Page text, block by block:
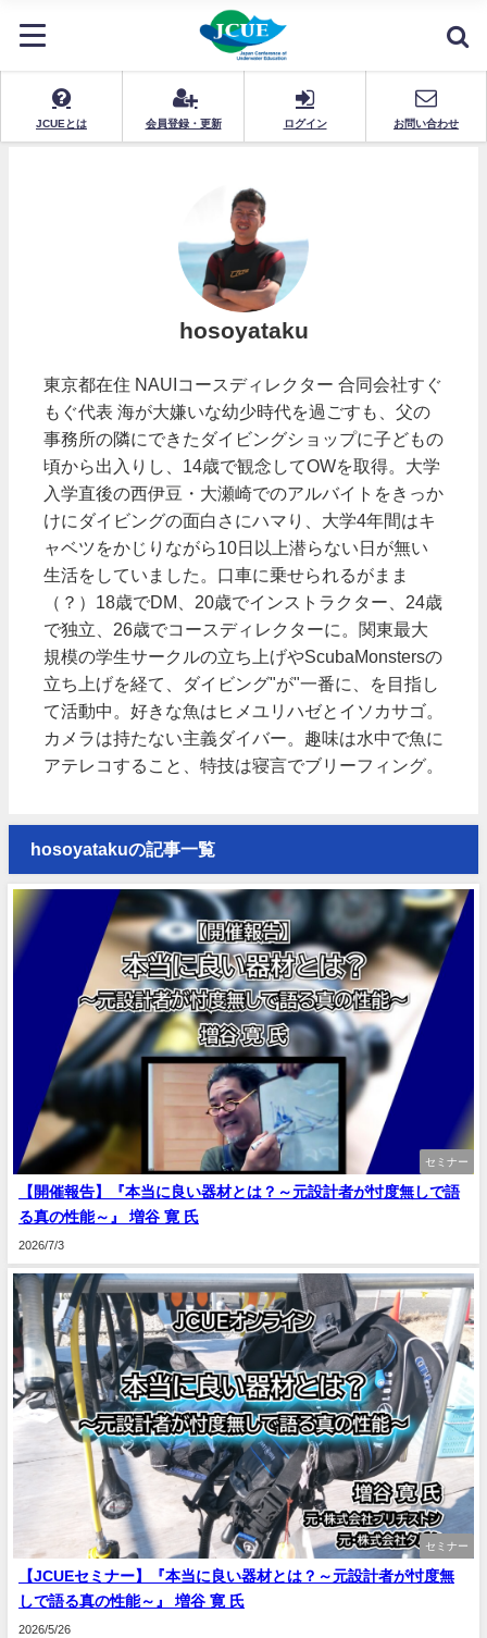
JCUEとは 会員登録・更新 ログイン お問い合わせ
hosoyataku
東京都在住 NAUIコースディレクター 合同会社すぐ
もぐ代表 海が大嫌いな幼少時代を過ごすも、父の
事務所の隣にできたダイビングショップに子どもの
頃から出入りし、14歳で観念してOWを取得。大学
入学直後の西伊豆・大瀬崎でのアルバイトをきっか
けにダイビングの面白さにハマり、大学4年間はキ
ャベツをかじりながら10日以上潜らない日が無い
生活をしていました。口車に乗せられるがまま
（？）18歳でDM、20歳でインストラクター、24歳
で独立、26歳でコースディレクターに。関東最大
規模の学生サークルの立ち上げやScubaMonstersの
立ち上げを経て、ダイビング"が"一番に、を目指し
て活動中。好きな魚はヒメユリハゼとイソカサゴ。
カメラは持たない主義ダイバー。趣味は水中で魚に
アテレコすること、特技は寝言でブリーフィング。
hosoyatakuの記事一覧
セミナー
【開催報告】『本当に良い器材とは？～元設計者が忖度無しで語
る真の性能～』 増谷 寛 氏
2026/7/3
セミナー
【JCUEセミナー】『本当に良い器材とは？～元設計者が忖度無
しで語る真の性能～』 増谷 寛 氏
2026/5/26